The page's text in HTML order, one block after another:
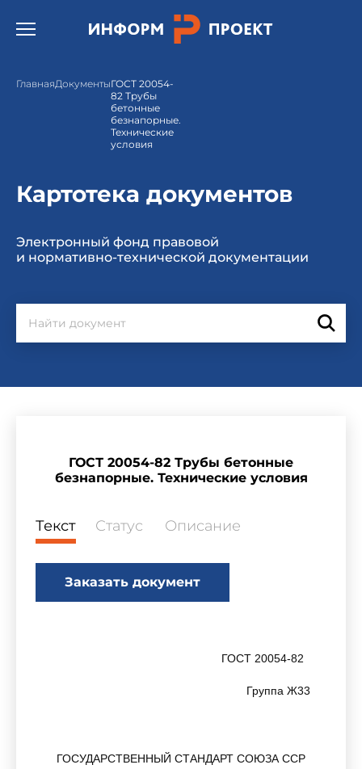
Открыть бургер меню.
ГлавнаяДокументыГОСТ 20054-
82 Трубы
бетонные
безнапорные.
Технические
условия
Картотека документов
Электронный фонд правовой
и нормативно-технической документации
ГОСТ 20054-82 Трубы бетонные
безнапорные. Технические условия
Текст Статус Описание
Заказать документ
ГОСТ 20054-82
Группа Ж33
ГОСУДАРСТВЕННЫЙ СТАНДАРТ СОЮЗА ССР